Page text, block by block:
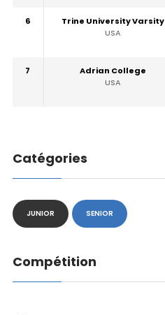
6
Trine University Varsity
USA
7
Adrian College
USA
Catégories
JUNIOR SENIOR
Compétition